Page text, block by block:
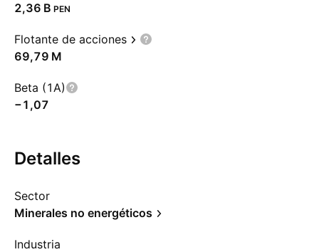
‪2,36 B‬ PEN
Flotante de acciones
‪69,79 M‬
Beta (1A)
−1,07
Detalles
Sector
Minerales no energéticos
Industria